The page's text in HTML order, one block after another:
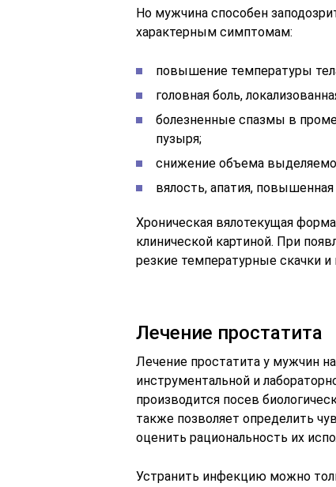
Но мужчина способен
характерным симптомам:
повышение температуры
головная боль,
болезненные спазмы в
пузыря;
снижение объема
вялость, апатия,
Хроническая вялотекущая
клинической картиной. При
резкие температурные скачки
Лечение простатита
Лечение простатита у мужчин
инструментальной и
производится посев
также позволяет определить
оценить рациональность их
Устранить инфекцию можно